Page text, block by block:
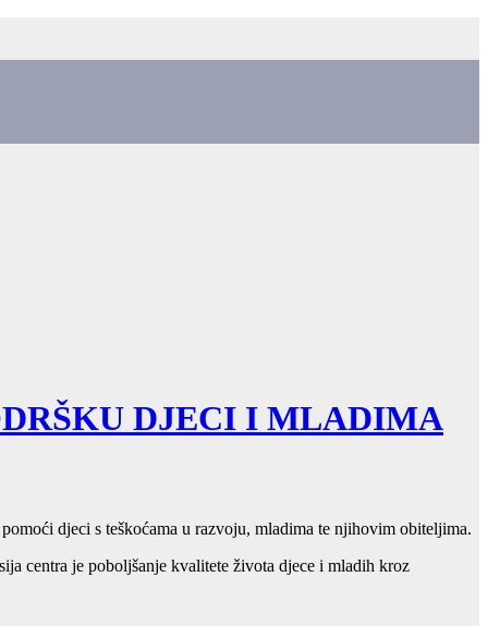
DJECI I MLADIMA
djeci s teškoćama u razvoju, mladima te njihovim obiteljima.
centra je poboljšanje kvalitete života djece i mladih kroz